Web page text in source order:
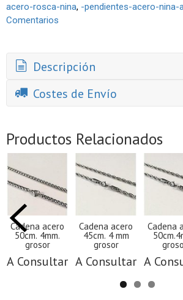
acero-rosca-nina -pendientes-acero-nina-
Comentarios
Descripción
Costes de Envío
Productos Relacionados
Cadena acero
50cm. 4mm.
grosor
A Consultar
Cadena acero
45cm. 4 mm
grosor
A Consultar
Cadena
A